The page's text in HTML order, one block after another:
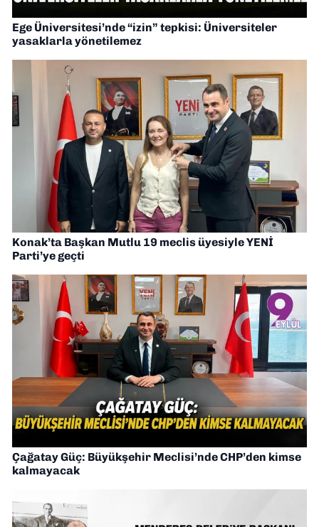
Ege Üniversitesi’nde “izin” tepkisi: Üniversiteler
yasaklarla yönetilemez
Konak’ta Başkan Mutlu 19 meclis üyesiyle YENİ
Parti’ye geçti
Çağatay Güç: Büyükşehir Meclisi’nde CHP’den kimse
kalmayacak